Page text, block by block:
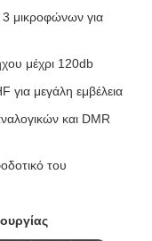
μικροφώνων για
μέχρι 120db
για μεγάλη εμβέλεια
και DMR
του